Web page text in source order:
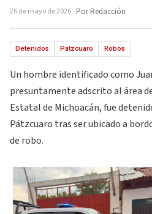
26 de mayo de 2026 Por Redacción
Detenidos Pátzcuaro Robos
Un hombre identificado como
presuntamente adscrito al área
Estatal de Michoacán, fue
Pátzcuaro tras ser ubicado a
de robo.